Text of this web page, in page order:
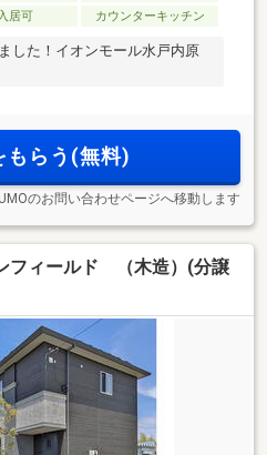
居可 カウンターキッチン
した！イオンモール水戸内原
もらう(無料)
のお問い合わせページへ移動します
フィールド （木造）(分譲